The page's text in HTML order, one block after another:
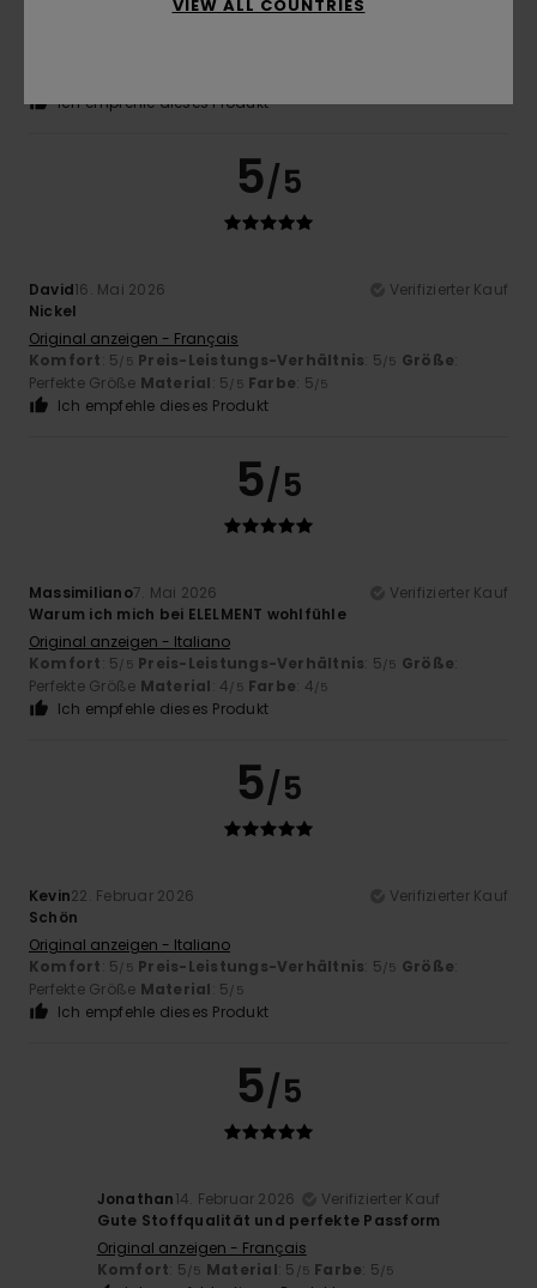
anderen Pullovern von Element
Ich empfehle dieses Produkt
5/5
David16. Mai 2026
Verifizierter Kauf
Nickel
Original anzeigen - Français
Komfort: 5/5 Preis-Leistungs-Verhältnis: 5/5 Größe:
Perfekte Größe Material: 5/5 Farbe: 5/5
Ich empfehle dieses Produkt
5/5
Massimiliano7. Mai 2026
Verifizierter Kauf
Warum ich mich bei ELELMENT wohlfühle
Original anzeigen - Italiano
Komfort: 5/5 Preis-Leistungs-Verhältnis: 5/5 Größe:
Perfekte Größe Material: 4/5 Farbe: 4/5
Ich empfehle dieses Produkt
5/5
Kevin22. Februar 2026
Verifizierter Kauf
Schön
Original anzeigen - Italiano
Komfort: 5/5 Preis-Leistungs-Verhältnis: 5/5 Größe:
Perfekte Größe Material: 5/5
Ich empfehle dieses Produkt
5/5
Jonathan14. Februar 2026
Verifizierter Kauf
Gute Stoffqualität und perfekte Passform
Original anzeigen - Français
Komfort: 5/5 Material: 5 /5 Farbe: 5/5
VIEW ALL COUNTRIES